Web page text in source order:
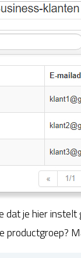
dat je hier
productgroep?